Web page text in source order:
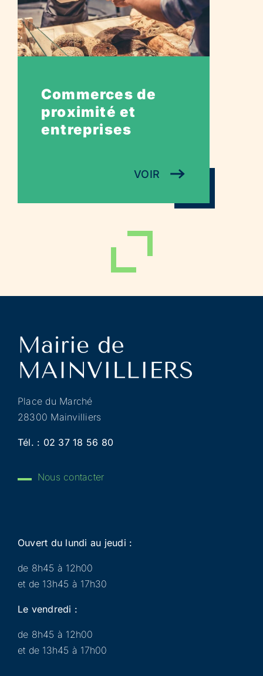
Commerces de
proximité et
entreprises
VOIR
Place du Marché
28300 Mainvilliers
Tél. : 02 37 18 56 80
Nous contacter
Ouvert du lundi au jeudi :
de 8h45 à 12h00
et de 13h45 à 17h30
Le vendredi :
de 8h45 à 12h00
et de 13h45 à 17h00